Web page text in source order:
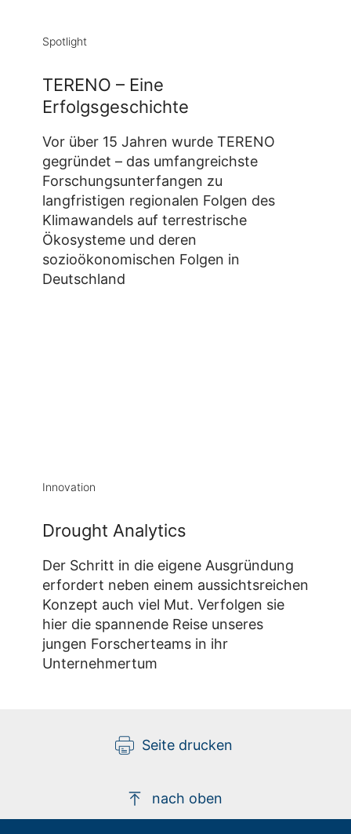
Spotlight
TERENO – Eine
Erfolgsgeschichte
Vor über 15 Jahren wurde TERENO
gegründet – das umfangreichste
Forschungsunterfangen zu
langfristigen regionalen Folgen des
Klimawandels auf terrestrische
Ökosysteme und deren
sozioökonomischen Folgen in
Deutschland
Innovation
Drought Analytics
Der Schritt in die eigene Ausgründung
erfordert neben einem aussichtsreichen
Konzept auch viel Mut. Verfolgen sie
hier die spannende Reise unseres
jungen Forscherteams in ihr
Unternehmertum
Seite drucken
nach oben